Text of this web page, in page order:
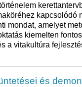
kapcsolódó
mondat, amelyet
kiemelten
a vitakultúra
és